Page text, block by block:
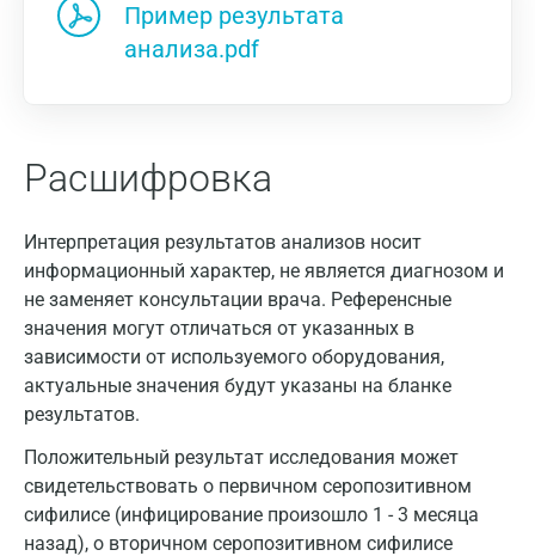
Пример результата
анализа.pdf
Расшифровка
Интерпретация результатов анализов носит
информационный характер, не является диагнозом и
не заменяет консультации врача. Референсные
значения могут отличаться от указанных в
зависимости от используемого оборудования,
актуальные значения будут указаны на бланке
результатов.
Положительный результат исследования может
свидетельствовать о первичном серопозитивном
сифилисе (инфицирование произошло 1 - 3 месяца
назад), о вторичном серопозитивном сифилисе